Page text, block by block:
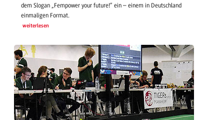
dem Slogan „Fempower your future!“ ein – einem in Deutschland
einmaligen Format.
weiterlesen